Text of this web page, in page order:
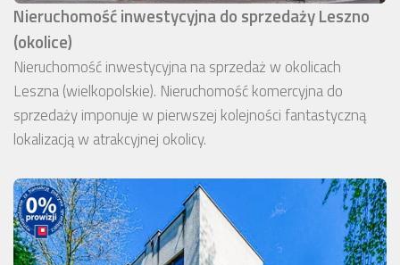
Nieruchomość inwestycyjna do sprzedaży Leszno
(okolice)
Nieruchomość inwestycyjna na sprzedaż w okolicach
Leszna (wielkopolskie). Nieruchomość komercyjna do
sprzedaży imponuje w pierwszej kolejności fantastyczną
lokalizacją w atrakcyjnej okolicy.